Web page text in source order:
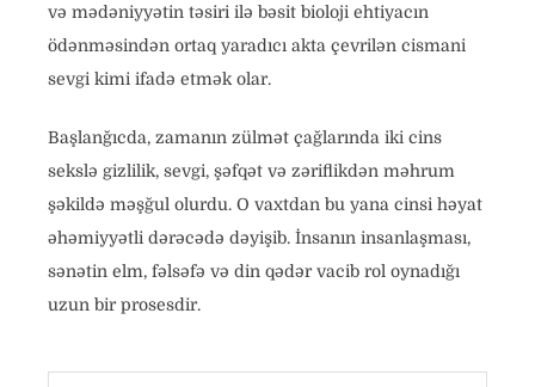
və mədəniyyətin təsiri ilə bəsit bioloji ehtiyacın
ödənməsindən ortaq yaradıcı akta çevrilən cismani
sevgi kimi ifadə etmək olar.
Başlanğıcda, zamanın zülmət çağlarında iki cins
sekslə gizlilik, sevgi, şəfqət və zəriflikdən məhrum
şəkildə məşğul olurdu. O vaxtdan bu yana cinsi həyat
əhəmiyyətli dərəcədə dəyişib. İnsanın insanlaşması,
sənətin elm, fəlsəfə və din qədər vacib rol oynadığı
uzun bir prosesdir.